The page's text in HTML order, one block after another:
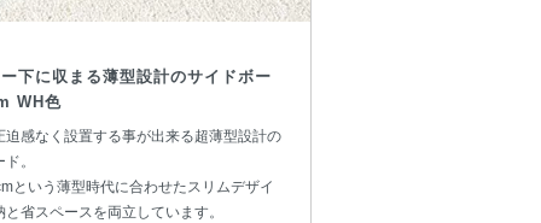
下に収まる薄型設計のサイドボー
WH色
迫感なく設置する事が出来る超薄型設計の
。
という薄型時代に合わせたスリムデザイ
省スペースを両立しています。